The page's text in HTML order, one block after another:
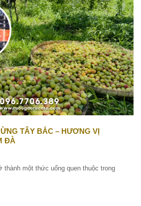
TÂY BẮC – HƯƠNG VỊ
ĐÀ
một thức uống quen thuộc trong